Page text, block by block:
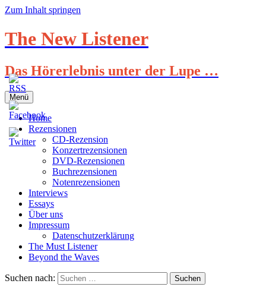
Zum Inhalt springen
The New Listener
Das Hörerlebnis unter der Lupe …
Menü
Home
Rezensionen
CD-Rezension
Konzertrezensionen
DVD-Rezensionen
Buchrezensionen
Notenrezensionen
Interviews
Essays
Über uns
Impressum
Datenschutzerklärung
The Must Listener
Beyond the Waves
Suchen nach: